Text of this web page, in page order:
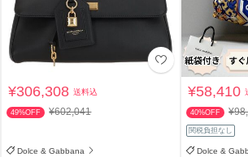
¥306,308送料込
49%OFF ¥602,041
Dolce & Gabbana
¥58,410
40%OFF
関税負担なし
Dolce &